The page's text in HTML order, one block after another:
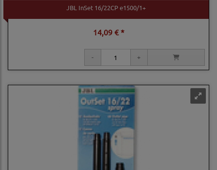
JBL InSet 16/22CP e1500/1+
14,09 € *